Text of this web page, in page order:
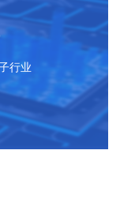
行业